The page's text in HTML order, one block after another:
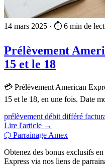
14 mars 2025 · ⏱️ 6 min de
Prélèvement
15 et le 18
💳 Prélèvement American
15 et le 18, en une fois. Date
prélèvement débit différé
Lire l'article →
⬡ Parrainage Amex
Obtenez des bonus exclusifs
Express via nos liens de